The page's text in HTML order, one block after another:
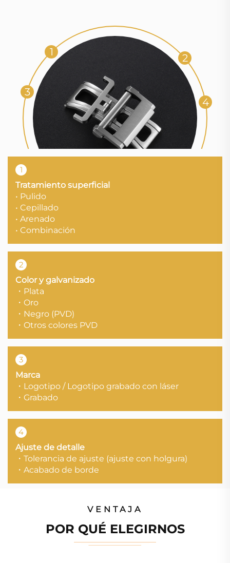
1 2
3
4
1
Tratamiento superficial
• Pulido
• Cepillado
• Arenado
• Combinación
2
Color y galvanizado
・Plata
・Oro
・Negro (PVD)
・Otros colores PVD
3
Marca
・Logotipo / Logotipo grabado con láser
・Grabado
4
Ajuste de detalle
・Tolerancia de ajuste (ajuste con holgura)
・Acabado de borde
VENTAJA
POR QUÉ ELEGIRNOS